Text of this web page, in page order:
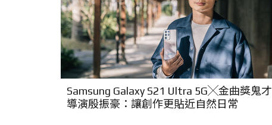
Samsung Galaxy S21 Ultra 5G╳金曲獎鬼才
導演殷振豪：讓創作更貼近自然日常